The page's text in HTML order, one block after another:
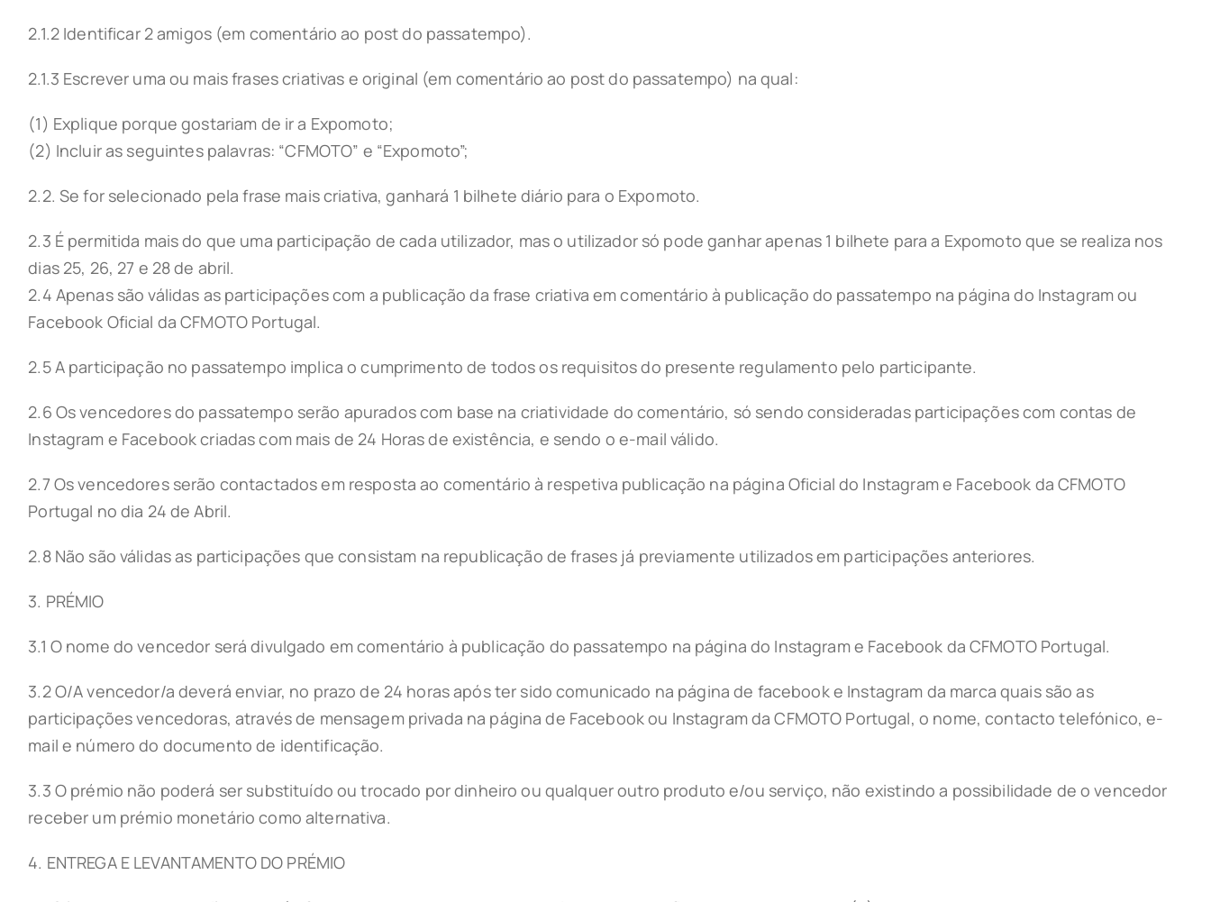
2.1.2 Identificar 2 amigos (em comentário ao post do passatempo).
2.1.3 Escrever uma ou mais frases criativas e original (em comentário ao post do passatempo) na qual:
(1) Explique porque gostariam de ir a Expomoto;
(2) Incluir as seguintes palavras: “CFMOTO” e “Expomoto”;
2.2. Se for selecionado pela frase mais criativa, ganhará 1 bilhete diário para o Expomoto.
2.3 É permitida mais do que uma participação de cada utilizador, mas o utilizador só pode ganhar apenas 1 bilhete para a Expomoto que se realiza nos
dias 25, 26, 27 e 28 de abril.
2.4 Apenas são válidas as participações com a publicação da frase criativa em comentário à publicação do passatempo na página do Instagram ou
Facebook Oficial da CFMOTO Portugal.
2.5 A participação no passatempo implica o cumprimento de todos os requisitos do presente regulamento pelo participante.
2.6 Os vencedores do passatempo serão apurados com base na criatividade do comentário, só sendo consideradas participações com contas de
Instagram e Facebook criadas com mais de 24 Horas de existência, e sendo o e-mail válido.
2.7 Os vencedores serão contactados em resposta ao comentário à respetiva publicação na página Oficial do Instagram e Facebook da CFMOTO
Portugal no dia 24 de Abril.
2.8 Não são válidas as participações que consistam na republicação de frases já previamente utilizados em participações anteriores.
3. PRÉMIO
3.1 O nome do vencedor será divulgado em comentário à publicação do passatempo na página do Instagram e Facebook da CFMOTO Portugal.
3.2 O/A vencedor/a deverá enviar, no prazo de 24 horas após ter sido comunicado na página de facebook e Instagram da marca quais são as
participações vencedoras, através de mensagem privada na página de Facebook ou Instagram da CFMOTO Portugal, o nome, contacto telefónico, e-
mail e número do documento de identificação.
3.3 O prémio não poderá ser substituído ou trocado por dinheiro ou qualquer outro produto e/ou serviço, não existindo a possibilidade de o vencedor
receber um prémio monetário como alternativa.
4. ENTREGA E LEVANTAMENTO DO PRÉMIO